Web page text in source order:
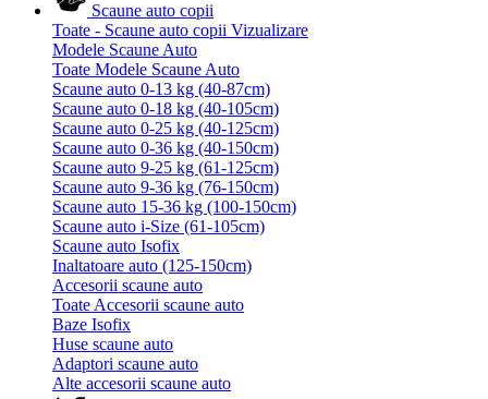
Scaune auto copii
Toate - Scaune auto copii Vizualizare
Modele Scaune Auto
Toate Modele Scaune Auto
Scaune auto 0-13 kg (40-87cm)
Scaune auto 0-18 kg (40-105cm)
Scaune auto 0-25 kg (40-125cm)
Scaune auto 0-36 kg (40-150cm)
Scaune auto 9-25 kg (61-125cm)
Scaune auto 9-36 kg (76-150cm)
Scaune auto 15-36 kg (100-150cm)
Scaune auto i-Size (61-105cm)
Scaune auto Isofix
Inaltatoare auto (125-150cm)
Accesorii scaune auto
Toate Accesorii scaune auto
Baze Isofix
Huse scaune auto
Adaptori scaune auto
Alte accesorii scaune auto